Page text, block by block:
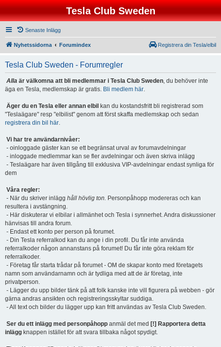
Tesla Club Sweden
Senaste Inlägg
Nyhetssidorna Forumindex Registrera din Tesla/elbil
Tesla Club Sweden - Forumregler
Alla är välkomna att bli medlemmar i Tesla Club Sweden, du behöver inte
äga en Tesla, medlemskap är gratis. Bli medlem här.
Äger du en Tesla eller annan elbil kan du kostandsfritt bli registrerad som
"Teslaägare" resp "elbilist" genom att först skaffa medlemskap och sedan
registrera din bil här.
Vi har tre användarnivåer:
- oinloggade gäster kan se ett begränsat urval av forumavdelningar
- inloggade medlemmar kan se fler avdelningar och även skriva inlägg
- Teslaägare har även tillgång till exklusiva VIP-avdelningar endast synliga för
dem
Våra regler:
- När du skriver inlägg håll hövlig ton. Personpåhopp modereras och kan
resultera i avstängning.
- Här diskuterar vi elbilar i allmänhet och Tesla i synnerhet. Andra diskussioner
hänvisas till andra forum.
- Endast ett konto per person på forumet.
- Din Tesla referralkod kan du ange i din profil. Du får inte använda
referralkoder någon annanstans på forumet! Du får inte göra reklam för
referralkoder.
- Företag får starta trådar på forumet - OM de skapar konto med företagets
namn som användarnamn och är tydliga med att de är företag, inte
privatperson.
- Lägger du upp bilder tänk på att folk kanske inte vill figurera på webben - gör
gärna andras ansikten och registreringsskyltar suddiga.
- All text och bilder du lägger upp kan fritt användas av Tesla Club Sweden.
Ser du ett inlägg med personpåhopp anmäl det med [!] Rapportera detta
inlägg knappen istället för att svara tillbaka något spydigt.